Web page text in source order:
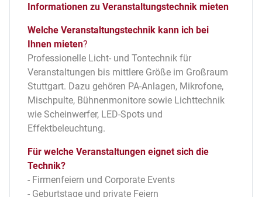
Informationen zu Veranstaltungstechnik mieten
Welche Veranstaltungstechnik kann ich bei
Ihnen mieten?
Professionelle Licht- und Tontechnik für
Veranstaltungen bis mittlere Größe im Großraum
Stuttgart. Dazu gehören PA-Anlagen, Mikrofone,
Mischpulte, Bühnenmonitore sowie Lichttechnik
wie Scheinwerfer, LED-Spots und
Effektbeleuchtung.
Für welche Veranstaltungen eignet sich die
Technik?
- Firmenfeiern und Corporate Events
- Geburtstage und private Feiern